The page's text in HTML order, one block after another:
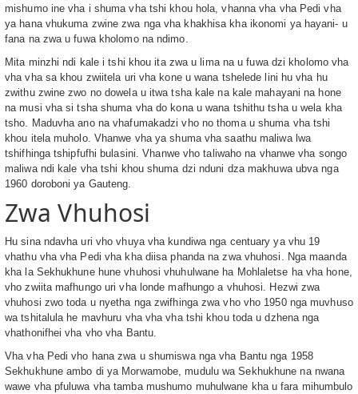
mishumo ine vha i shuma vha tshi khou hola, vhanna vha vha Pedi vha
ya hana vhukuma zwine zwa nga vha khakhisa kha ikonomi ya hayani- u
fana na zwa u fuwa kholomo na ndimo.
Mita minzhi ndi kale i tshi khou ita zwa u lima na u fuwa dzi kholomo vha
vha vha sa khou zwiitela uri vha kone u wana tshelede lini hu vha hu
zwithu zwine zwo no dowela u itwa tsha kale na kale mahayani na hone
na musi vha si tsha shuma vha do kona u wana tshithu tsha u wela kha
tsho. Maduvha ano na vhafumakadzi vho no thoma u shuma vha tshi
khou itela muholo. Vhanwe vha ya shuma vha saathu maliwa lwa
tshifhinga tshipfufhi bulasini. Vhanwe vho taliwaho na vhanwe vha songo
maliwa ndi kale vha tshi khou shuma dzi nduni dza makhuwa ubva nga
1960 doroboni ya Gauteng.
Zwa Vhuhosi
Hu sina ndavha uri vho vhuya vha kundiwa nga centuary ya vhu 19
vhathu vha vha Pedi vha kha diisa phanda na zwa vhuhosi. Nga maanda
kha la Sekhukhune hune vhuhosi vhuhulwane ha Mohlaletse ha vha hone,
vho zwiita mafhungo uri vha londe mafhungo a vhuhosi. Hezwi zwa
vhuhosi zwo toda u nyetha nga zwifhinga zwa vho vho 1950 nga muvhuso
wa tshitalula he mavhuru vha vha vha tshi khou toda u dzhena nga
vhathonifhei vha vho vha Bantu.
Vha vha Pedi vho hana zwa u shumiswa nga vha Bantu nga 1958
Sekhukhune ambo di ya Morwamobe, mudulu wa Sekhukhune na nwana
wawe vha pfuluwa vha tamba mushumo muhulwane kha u fara mihumbulo